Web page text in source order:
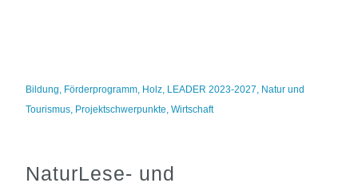
Bildung, Förderprogramm, Holz, LEADER 2023-2027, Natur und
Tourismus, Projektschwerpunkte,Wirtschaft
NaturLese- und